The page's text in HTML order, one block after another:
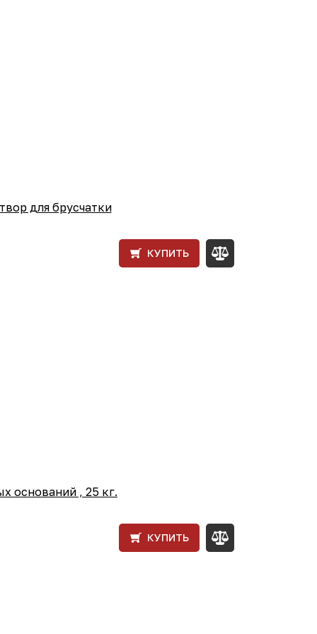
для брусчатки
КУПИТЬ
оснований , 25 кг.
КУПИТЬ